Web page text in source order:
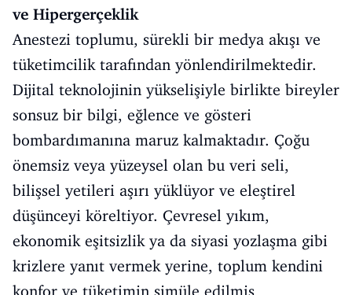
ve Hipergerçeklik
Anestezi toplumu, sürekli bir medya akışı ve
tüketimcilik tarafından yönlendirilmektedir.
Dijital teknolojinin yükselişiyle birlikte bireyler
sonsuz bir bilgi, eğlence ve gösteri
bombardımanına maruz kalmaktadır. Çoğu
önemsiz veya yüzeysel olan bu veri seli,
bilişsel yetileri aşırı yüklüyor ve eleştirel
düşünceyi köreltiyor. Çevresel yıkım,
ekonomik eşitsizlik ya da siyasi yozlaşma gibi
krizlere yanıt vermek yerine, toplum kendini
konfor ve tüketimin simüle edilmiş